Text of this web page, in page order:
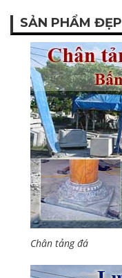
SẢN PHẨM ĐẸP
Chân tảng đá